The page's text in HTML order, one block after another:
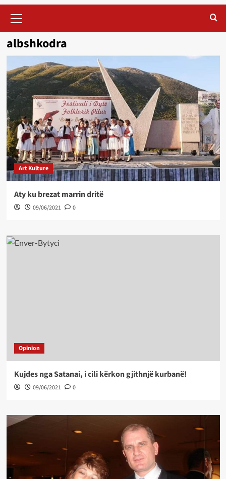
Menu
albshkodra
Art Kulture
Aty ku brezat marrin dritë
09/06/2021 0
Opinion
Kujdes nga Satanai, i cili kërkon gjithnjë kurbanë!
09/06/2021 0